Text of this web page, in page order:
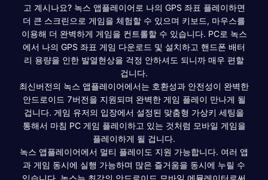
고 계시나요? 녹스 앱플레이어로 나의 GPS 좌표 플레이하면
더 큰 스크린으로 게임을 체험할 수 있으며 키보드, 마우스를
이용해 더 완벽하게 게임을 컨트롤할 수 있습니다. PC로 녹스
에서 나의 GPS 좌표 게임 다운로드 및 설치하고 핸드폰 배터
리 용량을 인한 발열현상을 걱정 안하셔도 되니까 매우 편할
겁니다.
최신버전의 녹스 앱플레이어에서는 호환성과 안전성이 완벽한
안드로이드 7버전을 지원되며 완벽한 게임 플레이 만나게 될
겁니다. 게임 유저의 입장에서 설정된 맞춤형 가상키 세팅을
통해서 마침 PC 게임 플레이하고 있는 것처럼 모바일 게임을
플레이하게 될 겁니다.
녹스 앱플레이어에서 멀티 플레이도 지원 가능합니다. 여러 앱
과 게임 동시에 실행 가능하며 많은 즐거움을 동시에 누릴 수
있습니다. 녹스는 최강의 안드로이드 모바일 에뮬레이터로써